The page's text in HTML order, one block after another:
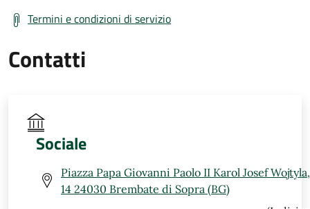
Termini e condizioni di servizio
Contatti
Sociale
Piazza Papa Giovanni Paolo II Karol Josef Wojtyla,
14 24030 Brembate di Sopra (BG)